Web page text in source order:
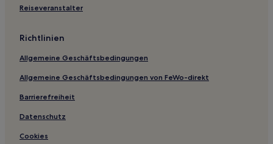
Reiseveranstalter
Richtlinien
Allgemeine Geschäftsbedingungen
Allgemeine Geschäftsbedingungen von FeWo-direkt
Barrierefreiheit
Datenschutz
Cookies